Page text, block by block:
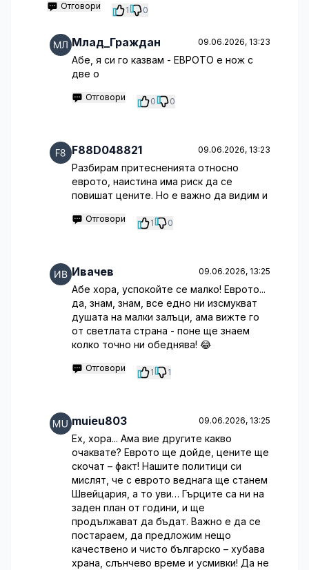
Отговори 1 0
Млад_Граждан 09.06.2026, 13:23
Абе, я си го казвам - ЕВРОТО е нож с
две о
Отговори 0 0
F88D048821 09.06.2026, 13:23
Разбирам притесненията относно
еврото, наистина има риск да се
повишат цените. Но е важно да видим и
Отговори 1 0
Ивачев 09.06.2026, 13:25
Абе хора, успокойте се малко! Еврото...
да, знам, знам, все едно ни изсмукват
душата на малки залъци, ама вижте го
от светлата страна - поне ще знаем
колко точно ни обеднява! 😂
Отговори 1 1
muieu803 09.06.2026, 13:25
Ех, хора... Ама вие другите какво
очаквате? Еврото ще дойде, цените ще
скочат – факт! Нашите политици си
мислят, че с еврото веднага ще станем
Швейцария, а то уви… Гърците са ни на
заден план от години, и ще
продължават да бъдат. Важно е да се
постараем, да предложим нещо
качествено и чисто българско – хубава
храна, слънчево време и усмивки! Да не